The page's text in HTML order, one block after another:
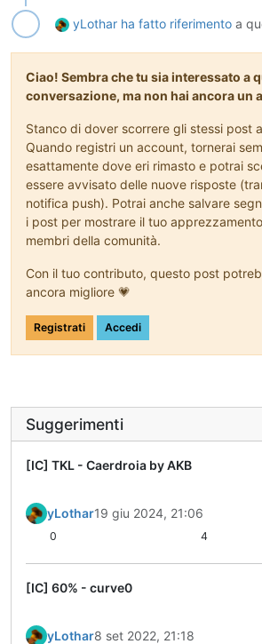
yLothar ha fatto riferimento a
Ciao! Sembra che tu sia interessato a
conversazione, ma non hai ancora un
Stanco di dover scorrere gli stessi post
Quando registri un account, tornerai
esattamente dove eri rimasto e potrai
essere avvisato delle nuove risposte
notifica push). Potrai anche salvare
i post per mostrare il tuo
membri della comunità.
Con il tuo contributo, questo post
ancora migliore 💗
Registrati Accedi
Suggerimenti
[IC] TKL - Caerdroia by AKB
yLothar19 giu 2024, 21:06
0 4
[IC] 60% - curve0
yLothar8 set 2022, 21:18